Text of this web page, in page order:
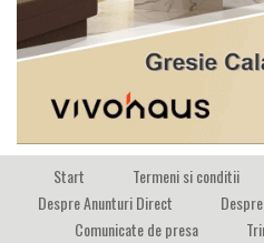
Start Termeni si conditii
Despre Anunturi Direct
Comunicate de presa